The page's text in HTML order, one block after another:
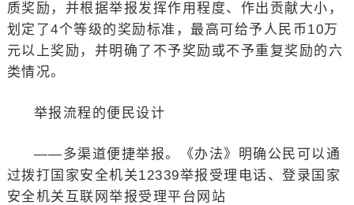
质奖励，并根据举报发挥作用程度、作出贡献大小，
划定了4个等级的奖励标准，最高可给予人民币10万
元以上奖励，并明确了不予奖励或不予重复奖励的六
类情况。
举报流程的便民设计
——多渠道便捷举报。《办法》明确公民可以通
过拨打国家安全机关12339举报受理电话、登录国家
安全机关互联网举报受理平台网站